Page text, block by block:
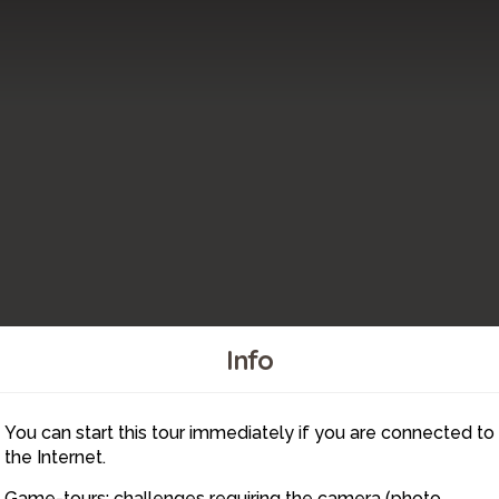
Info
You can start this tour immediately if you are connected to
the Internet.
5